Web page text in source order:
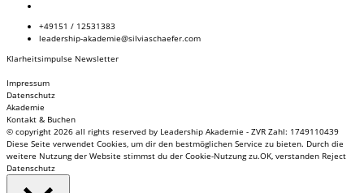
+49151 / 12531383
leadership-akademie@silviaschaefer.com
Klarheitsimpulse Newsletter
Impressum
Datenschutz
Akademie
Kontakt & Buchen
© copyright 2026 all rights reserved by Leadership Akademie - ZVR Zahl: 1749110439
Diese Seite verwendet Cookies, um dir den bestmöglichen Service zu bieten. Durch die
weitere Nutzung der Website stimmst du der Cookie-Nutzung zu.OK, verstanden Reject
Datenschutz